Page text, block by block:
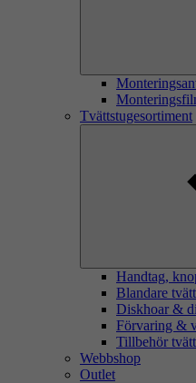
Tvättstugesortiment
Handtag,
Blandare
Diskhoar &
Förvaring &
Tillbehör
Webbshop
Outlet